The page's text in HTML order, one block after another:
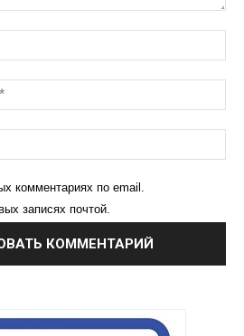
комментариях по email.
записях почтой.